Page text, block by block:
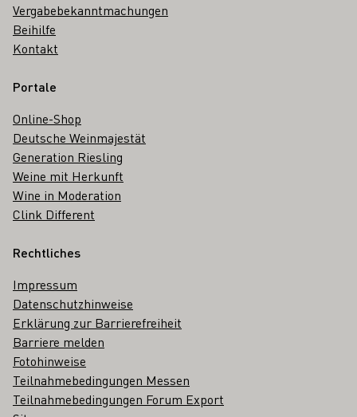
Vergabebekanntmachungen
Beihilfe
Kontakt
Portale
Online-Shop
Deutsche Weinmajestät
Generation Riesling
Weine mit Herkunft
Wine in Moderation
Clink Different
Rechtliches
Impressum
Datenschutzhinweise
Erklärung zur Barrierefreiheit
Barriere melden
Fotohinweise
Teilnahmebedingungen Messen
Teilnahmebedingungen Forum Export